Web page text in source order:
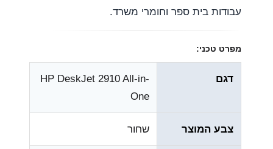
עבודות בית ספר וחומרי משרד.
מפרט טכני:
דגם
HP DeskJet 2910 All-in-
One
צבע המוצר שחור